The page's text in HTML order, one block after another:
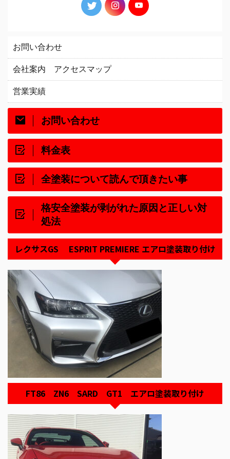
お問い合わせ
会社案内 アクセスマップ
営業実績
お問い合わせ
料金表
全塗装について読んで頂きたい事
格安全塗装が剥がれた原因と正しい対
処法
レクサスGS ESPRIT PREMIERE エアロ塗装取り付け
FT86 ZN6 SARD GT1 エアロ塗装取り付け